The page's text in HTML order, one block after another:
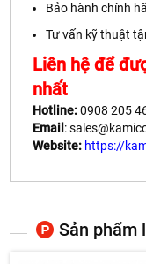
Bảo hành chính
Tư vấn kỹ thuật
Liên hệ để
nhất
Hotline:0908 205
Email :
Website: https://
Sản phẩm